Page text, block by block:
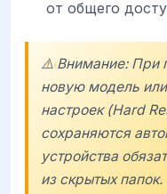
от общего
⚠️ Внимание: При
новую модель
настроек (Hard
сохраняются
устройства
из скрытых папок.